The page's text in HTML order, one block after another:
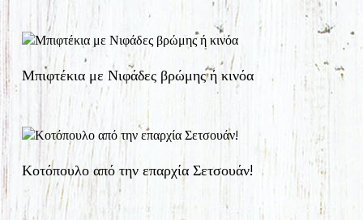
Μπιφτέκια με Νιφάδες βρώμης ή κινόα
Κοτόπουλο από την επαρχία Σετσουάν!